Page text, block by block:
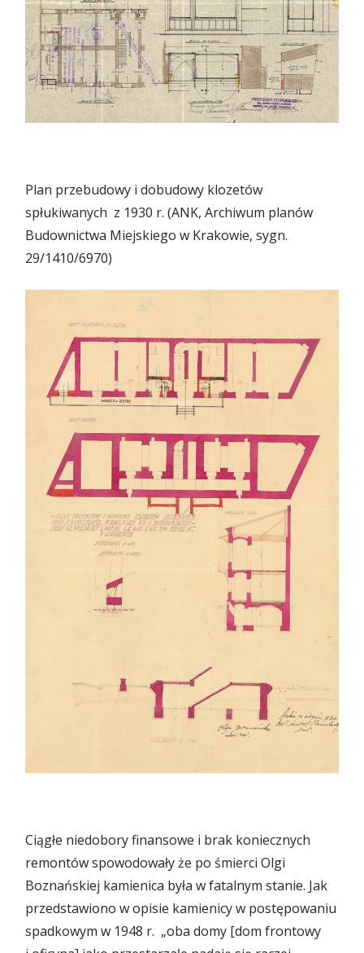
Plan przebudowy i dobudowy klozetów
spłukiwanych z 1930 r. (ANK, Archiwum planów
Budownictwa Miejskiego w Krakowie, sygn.
29/1410/6970)
Ciągłe niedobory finansowe i brak koniecznych
remontów spowodowały że po śmierci Olgi
Boznańskiej kamienica była w fatalnym stanie. Jak
przedstawiono w opisie kamienicy w postępowaniu
spadkowym w 1948 r. „oba domy [dom frontowy